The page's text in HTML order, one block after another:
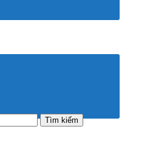
Tìm kiếm